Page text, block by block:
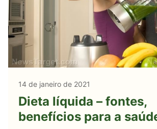
14 de janeiro de 2021
Dieta líquida – fontes,
benefícios para a